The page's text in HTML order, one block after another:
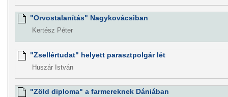
"Orvostalanítás" Nagykovácsiban
Kertész Péter
"Zsellértudat" helyett parasztpolgár lét
Huszár István
"Zöld diploma" a farmereknek Dániában